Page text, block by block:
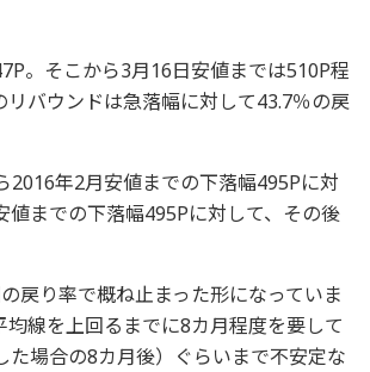
。そこから3月16日安値までは510P程
バウンドは急落幅に対して43.7％の戻
年2月安値までの下落幅495Pに対
までの下落幅495Pに対して、その後
戻り率で概ね止まった形になっていま
線を上回るまでに8カ月程度を要して
場合の8カ月後）ぐらいまで不安定な